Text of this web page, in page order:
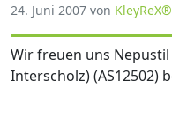
24. Juni 2007 von
Wir freuen uns
Interscholz) (AS12502)